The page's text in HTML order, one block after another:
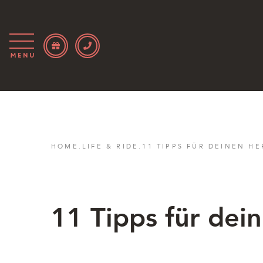
Menu
HOME . LIFE & RIDE . 11 TIPPS FÜR DEINEN
11 Tipps für